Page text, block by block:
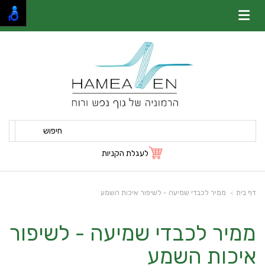
חיפוש
לעגלת הקניות
דף בית ממיר לכבדי שמיעה - לשיפור איכות השמע
ממיר לכבדי שמיעה - לשיפור
איכות השמע